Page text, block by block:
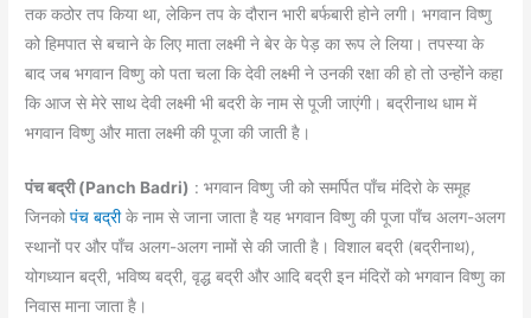
तक कठोर तप किया था, लेकिन तप के दौरान भारी बर्फबारी होने लगी। भगवान विष्णु
को हिमपात से बचाने के लिए माता लक्ष्मी ने बेर के पेड़ का रूप ले लिया। तपस्या के
बाद जब भगवान विष्णु को पता चला कि देवी लक्ष्मी ने उनकी रक्षा की हो तो उन्होंने कहा
कि आज से मेरे साथ देवी लक्ष्मी भी बदरी के नाम से पूजी जाएंगी। बद्रीनाथ धाम में
भगवान विष्णु और माता लक्ष्मी की पूजा की जाती है।
पंच बद्री (Panch Badri) : भगवान विष्णु जी को समर्पित पाँच मंदिरो के समूह
जिनकोपंच बद्रीके नाम से जाना जाता है यह भगवान विष्णु की पूजा पाँच अलग-अलग
स्थानों पर और पाँच अलग-अलग नामों से की जाती है। विशाल बद्री (बद्रीनाथ),
योगध्यान बद्री, भविष्य बद्री, वृद्ध बद्री और आदि बद्री इन मंदिरों को भगवान विष्णु का
निवास माना जाता है।